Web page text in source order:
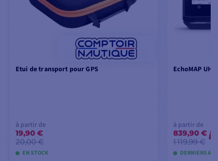
Etui de transport pour GPS
à partir de
19,90 €
20,00 €
EN STOCK
EchoMAP
à partir de
839,90 €
1 119,99 €
DERNIERS